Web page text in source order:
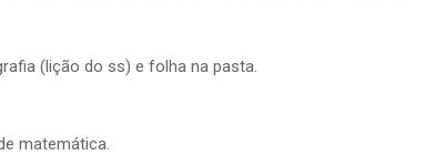
(lição do ss) e folha na pasta.
matemática.